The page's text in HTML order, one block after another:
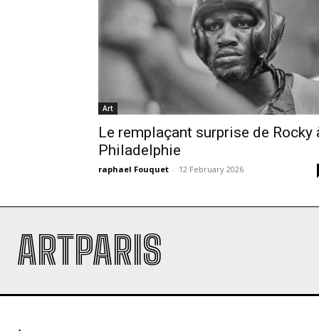
Art
Le remplaçant surprise de Rocky
Philadelphie
raphael Fouquet - 12 February 2026
ARTPARIS